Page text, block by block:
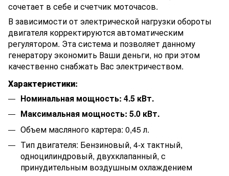
сочетает в себе и счетчик моточасов.
В зависимости от электрической нагрузки обороты
двигателя корректируются автоматическим
регулятором. Эта система и позволяет данному
генератору экономить Ваши деньги, но при этом
качественно снабжать Вас электричеством.
Характеристики:
Номинальная мощность: 4.5 кВт.
Максимальная мощность: 5.0 кВт.
Объем масляного картера: 0,45 л.
Тип двигателя: Бензиновый, 4-х тактный,
одноцилиндровый, двухклапанный, с
принудительным воздушным охлаждением